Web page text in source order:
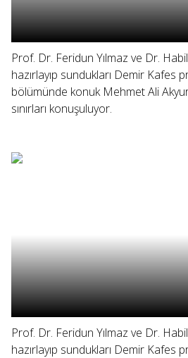
Prof. Dr. Feridun Yılmaz ve Dr. Habil
hazırlayıp sundukları Demir Kafes
bölümünde konuk Mehmet Ali
sınırları konuşuluyor.
Prof. Dr. Feridun Yılmaz ve Dr. Habil
hazırlayıp sundukları Demir Kafes